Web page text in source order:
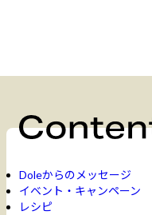
Doleからのメッセージ
イベント・キャンペーン
レシピ